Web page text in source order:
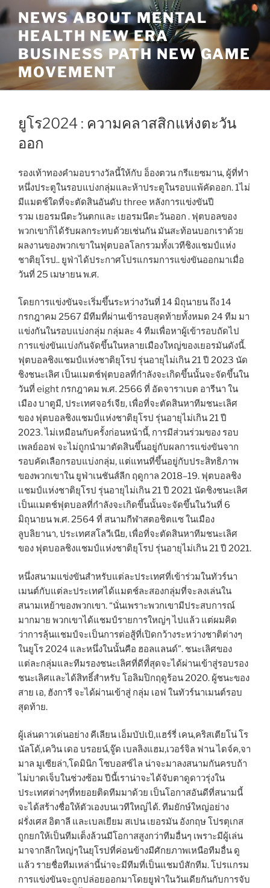
Skip
to
content
NEWS ABOUT MENTAL
HEALTH NEW ERA
BUSINESS PATH NEW GAME
MOVEMENT
ยูโร2024 : ความคลาสสิกแห่งตะวัน
ออก
รองเท้าทองคำมอบรางวัลนี้ให้กับ อ็องตวน กรีแยซมาน, ผู้ที่ทำ
หนึ่งประตูในรอบแบ่งกลุ่มและห้าประตูในรอบแพ้คัดออก. 1ไม่
มีแมตช์ใดที่จะตัดสินอันดับ three หลังการแข่งขันปี
รวม เยอรมนีตะวันตกและ เยอรมนีตะวันออก . ฟุตบอลของ
พวกเขาก็ได้รับผลกระทบด้วยเช่นกัน มันสะท้อนบอกเราด้วย
ผลงานของพวกเขาในฟุตบอลโลกรวมทั้งเวทีชิงแชมป์แห่ง
ชาติยุโรป.. ยูฟ่าได้ประกาศโปรแกรมการแข่งขันออกมาเมื่อ
วันที่ 25 เมษายน พ.ศ.
โดยการแข่งขันจะเริ่มขึ้นระหว่างวันที่ 14 มิถุนายน ถึง 14
กรกฎาคม 2567 มีทีมที่ผ่านเข้ารอบสุดท้ายทั้งหมด 24 ทีม มา
แข่งกันในรอบแบ่งกลุ่ม กลุ่มละ 4 ทีมเพื่อหาผู้เข้ารอบถัดไป
การแข่งขันแบ่งกันจัดขึ้นในหลายเมืองใหญ่ของเยอรมันดังนี้.
ฟุตบอลชิงแชมป์แห่งชาติยุโรป รุ่นอายุไม่เกิน 21 ปี 2023 นัด
ชิงชนะเลิศ เป็นแมตช์ฟุตบอลที่กำลังจะเกิดขึ้นนั้นจะจัดขึ้นใน
วันที่ eight กรกฎาคม พ.ศ. 2566 ที่ อัดจาราเบต อารีนา ใน
เมือง บาตูมี, ประเทศจอร์เจีย, เพื่อที่จะตัดสินหาทีมชนะเลิศ
ของ ฟุตบอลชิงแชมป์แห่งชาติยุโรป รุ่นอายุไม่เกิน 21 ปี
2023. ไม่เหมือนกับครั้งก่อนหน้านี้, การมีส่วนร่วมของ รอบ
เพลย์ออฟ จะไม่ถูกนำมาตัดสินขึ้นอยู่กับผลการแข่งขันจาก
รอบคัดเลือกรอบแบ่งกลุ่ม, แต่แทนที่ขึ้นอยู่กับประสิทธิภาพ
ของพวกเขาใน ยูฟ่าเนชันส์ลีก ฤดูกาล 2018–19. ฟุตบอลชิง
แชมป์แห่งชาติยุโรป รุ่นอายุไม่เกิน 21 ปี 2021 นัดชิงชนะเลิศ
เป็นแมตช์ฟุตบอลที่กำลังจะเกิดขึ้นนั้นจะจัดขึ้นในวันที่ 6
มิถุนายน พ.ศ. 2564 ที่ สนามกีฬาสตอชิตแซ ในเมือง
ลูบลิยานา, ประเทศสโลวีเนีย, เพื่อที่จะตัดสินหาทีมชนะเลิศ
ของ ฟุตบอลชิงแชมป์แห่งชาติยุโรป รุ่นอายุไม่เกิน 21 ปี 2021.
หนึ่งสนามแข่งขันสำหรับแต่ละประเทศที่เข้าร่วมในทัวร์นา
เมนต์กับแต่ละประเทศได้แมตช์ละสองกลุ่มที่จะลงเล่นใน
สนามเหย้าของพวกเขา. “นั่นเพราะพวกเขามีประสบการณ์
มากมาย พวกเขาได้แชมป์รายการใหญ่ๆ ไปแล้ว แต่ผมคิด
ว่าการลุ้นแชมป์จะเป็นการต่อสู้ที่เปิดกว้างระหว่างชาติต่างๆ
ในยูโร 2024 และหนึ่งในนั้นคือ ฮอลแลนด์”. ชนะเลิศของ
แต่ละกลุ่มและทีมรองชนะเลิศที่ดีที่สุดจะได้ผ่านเข้าสู่รอบรอง
ชนะเลิศและได้สิทธิ์สำหรับ โอลิมปิกฤดูร้อน 2020. ผู้ชนะของ
สาย เอ, ฮังการี จะได้ผ่านเข้าสู่ กลุ่ม เอฟ ในทัวร์นาเมนต์รอบ
สุดท้าย.
ผู้เล่นดาวเด่นอย่าง คีเลียน เอ็มบัปเป้,แฮร์รี่ เคน,คริสเตียโน่ โร
นัลโด้,เควิน เดอ บรอยน์,จู๊ด เบลลิงแฮม,เวอร์จิล ฟาน ไดจ์ค,จา
มาล มูเซียล่า,โดมินิก โซบอสซ์ไล น่าจะมาลงสนามกันครบถ้า
ไม่บาดเจ็บในช่วงซ้อม ปีนี้เราน่าจะได้จับตาดูดาวรุ่งใน
ประเทศต่างๆที่ทยอยติดทีมมาด้วย เป็นโอกาสอันดีที่สนามนี้
จะได้สร้างชื่อให้ตัวเองบนเวทีใหญ่ได้. ทีมยักษ์ใหญ่อย่าง
ฝรั่งเศส อิตาลี และเบลเยียม สเปน เยอรมัน อังกฤษ โปรตุเกส
ถูกยกให้เป็นทีมเต็งล้วนมีโอกาสสูงกว่าทีมอื่นๆ เพราะมีผู้เล่น
มาจากลีกใหญ่ๆในยุโรปที่ค่อนข้างมีศักยภาพเหนือทีมอื่น ดู
แล้ว รายชื่อทีมเหล่านี้น่าจะมีทีมที่เป็นแชมป์สักทีม. โปรแกรม
การแข่งขันจะถูกปล่อยออกมาโดยยูฟ่าในวันเดียกันกับการจับ